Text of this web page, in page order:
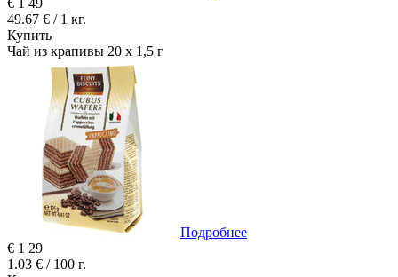
€ 1 49
49.67 € / 1 кг.
Купить
Чай из крапивы 20 x 1,5 г
Подробнее
€ 1 29
1.03 € / 100 г.